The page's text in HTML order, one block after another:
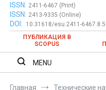
публикация
Евразийский Союз
ISSN: 2411-6467 (Print)
ISSN: 2413-9335 (Online)
DOI:
10.31618/esu.2411-
ПУБЛИКАЦИЯ В
SCOPUS
MENU
Главная
Технические